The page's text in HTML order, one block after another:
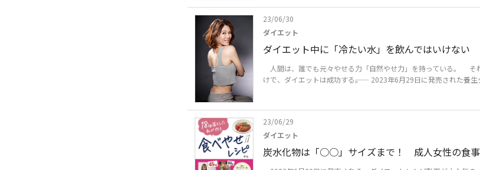
23/06/30
ダイエット
ダイエット中に「冷たい水」を飲んではいけない
人間は、誰でも元々やせる力「自然やせ力」を持っている。 そ
けで、ダイエットは成功する――。 2023年6月29日に発売された養
23/06/29
ダイエット
炭水化物は「○○」サイズまで！ 成人女性の食事